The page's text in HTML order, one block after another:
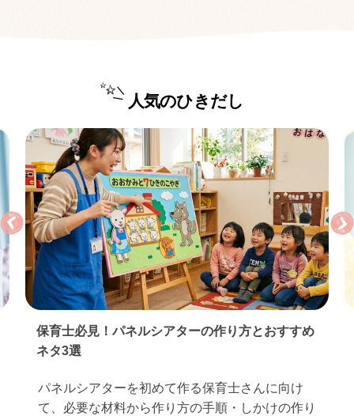
人気のひきだし
保育士必見！パネルシアターの作り方とおすすめ
ネタ3選
パネルシアターを初めて作る保育士さんに向け
て、必要な材料から作り方の手順・しかけの作り